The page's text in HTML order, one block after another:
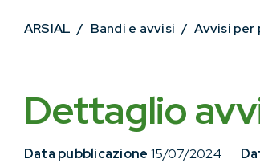
ARSIAL / Bandi e avvisi / Avvisi per
Dettaglio
Data pubblicazione 15/07/2024